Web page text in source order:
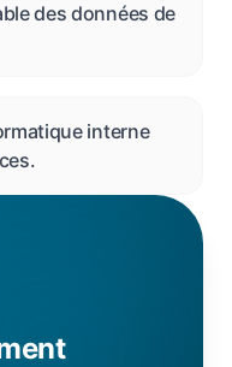
des données de
interne